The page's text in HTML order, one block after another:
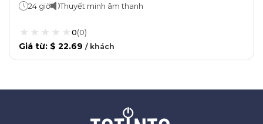
24 giờ Thuyết minh âm thanh
0(0)
Giá từ: $ 22.69 / khách